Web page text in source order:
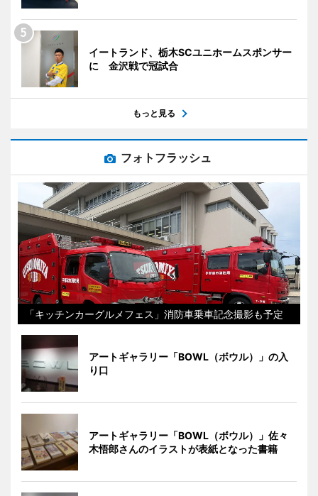
イートランド、栃木SCユニホームスポンサー
に 金沢戦で冠試合
もっと見る
フォトフラッシュ
「キッチンカーグルメフェス」消防車乗車記念撮影も予定
アートギャラリー「BOWL（ボウル）」の入
り口
アートギャラリー「BOWL（ボウル）」佐々
木悟郎さんのイラストが表紙となった書籍